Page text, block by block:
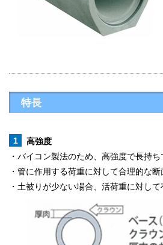
特長
高強度
・バイコン製法のため、高強度で長持ち
・管に作用する荷重に対して合理的な断
・土被りが少ない場合、活荷重に対して